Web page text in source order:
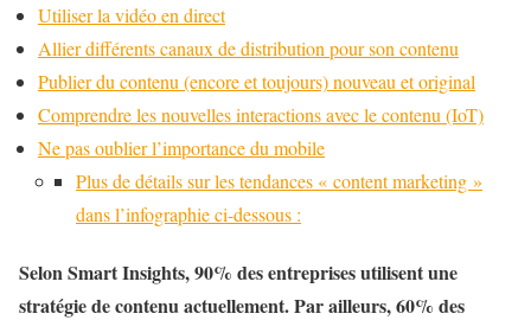
Utiliser la vidéo en direct
Allier différents canaux de distribution pour son contenu
Publier du contenu (encore et toujours) nouveau et original
Comprendre les nouvelles interactions avec le contenu (IoT)
Ne pas oublier l’importance du mobile
Plus de détails sur les tendances « content marketing »
dans l’infographie ci-dessous :
Selon Smart Insights, 90% des entreprises utilisent une
stratégie de contenu actuellement. Par ailleurs, 60% des